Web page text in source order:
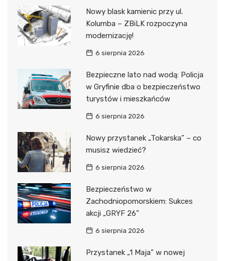
Nowy blask kamienic przy ul.
Kolumba – ZBiLK rozpoczyna
modernizację!
6 sierpnia 2026
Bezpieczne lato nad wodą: Policja
w Gryfinie dba o bezpieczeństwo
turystów i mieszkańców
6 sierpnia 2026
Nowy przystanek „Tokarska” – co
musisz wiedzieć?
6 sierpnia 2026
Bezpieczeństwo w
Zachodniopomorskiem: Sukces
akcji „GRYF 26”
6 sierpnia 2026
Przystanek „1 Maja” w nowej